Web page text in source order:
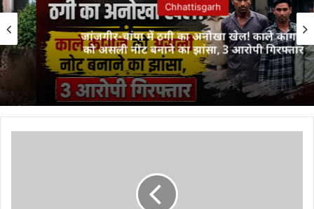
Chhattisgarh
जांजगीर-चांपा में ठगी का अनोखा खेल! काले कागज
को असली नोट बनाने का झांसा, 3 आरोपी गिरफ्तार